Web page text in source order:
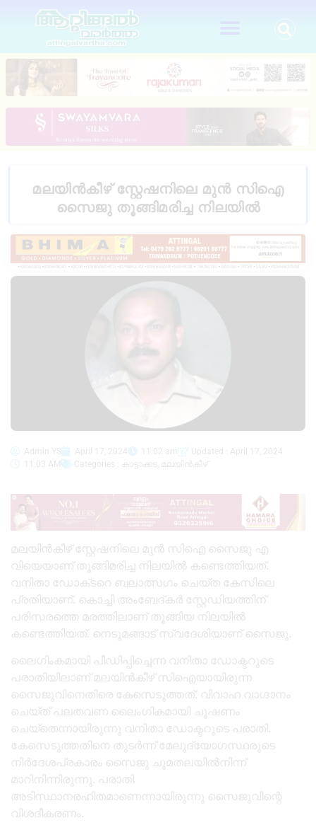
മലയിൻകീഴ് സ്റ്റേഷനിലെ മുൻ സിഐ
സൈജു തൂങ്ങിമരിച്ച നിലയിൽ
Admin YS April 17, 2024 11:02 am
Updated : April 17, 2024
11:03 AM
Categories : കാട്ടാക്കട മലയിൻകീഴ്
മലയിൻകീഴ് സ്റ്റേഷനിലെ മുൻ സിഐ സൈജു എ
വിയെയാണ് തൂങ്ങിമരിച്ച നിലയിൽ കണ്ടെത്തിയത്.
വനിതാ ഡോക്‌ടറെ ബലാത്സഗം ചെയ്ത കേസിലെ
പ്രതിയാണ്. കൊച്ചി അംബേ‌ദ്‌കർ സ്റ്റേഡിയത്തിന്
പരിസരത്തെ മരത്തിലാണ് തൂങ്ങിയ നിലയിൽ
കണ്ടെത്തിയത്. നെടുമങ്ങാട് സ്വദേശിയാണ് സൈജു.
ലൈഗിംകമായി പീഡിപ്പിച്ചെന്ന വനിതാ ഡോക്ടറുടെ
പരാതിയിലാണ് മലയിൻകീഴ് സിഐയായിരുന്ന
സൈജുവിനെതിരെ കേസെടുത്തത്. വിവാഹ വാഗ്ദാനം
ചെയ്ത് പലതവണ ലൈംഗികമായി ചൂഷണം
ചെയ്തെന്നായിരുന്നു വനിതാ ഡോക്ടറുടെ പരാതി.
കേസെടുത്തതിനെ തുടർന്ന് മേലുദ്യോഗസ്ഥരുടെ
നിർദേശപ്രകാരം സൈജു ചുമതലയിൽനിന്ന്
മാറിനിന്നിരുന്നു. പരാതി
അടിസ്ഥാനരഹിതമാണെന്നായിരുന്നു സൈജുവിന്റെ
വിശദീകരണം.